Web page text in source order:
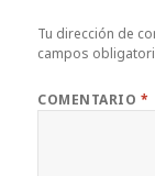
Tu dirección de
campos
COMENTARIO *